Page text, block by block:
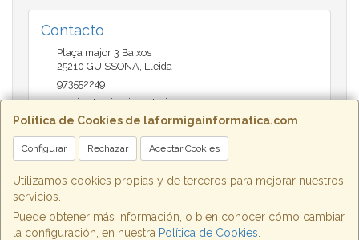
Política de Cookies de laformigainformatica.com
Configurar Rechazar Aceptar Cookies
Utilizamos cookies propias y de terceros para mejorar nuestros
servicios.
Puede obtener más información, o bien conocer cómo cambiar
la configuración, en nuestra Política de Cookies
Contacto
Plaça major 3 Baixos
25210 GUISSONA Lleida
973552249
administracio@insectari.com
Horario
Matí de 9 a 13:30 - Tarda 17 a 20:30
, , , , España. - C.I.F.: B25662933 - Tfno: